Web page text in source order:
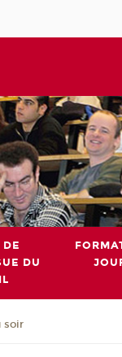
DE
DU
soir